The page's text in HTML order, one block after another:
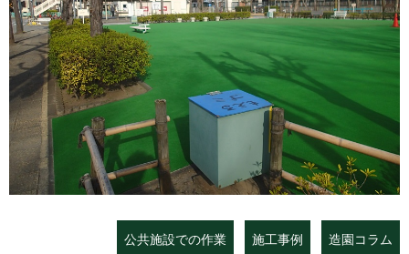
公共施設での作業 施工事例 造園コラム